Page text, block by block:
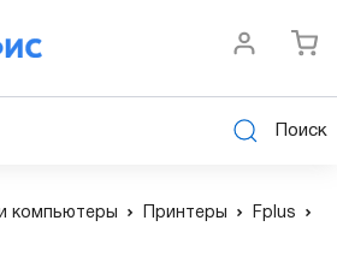
Поиск
компьютеры Принтеры
Fplus